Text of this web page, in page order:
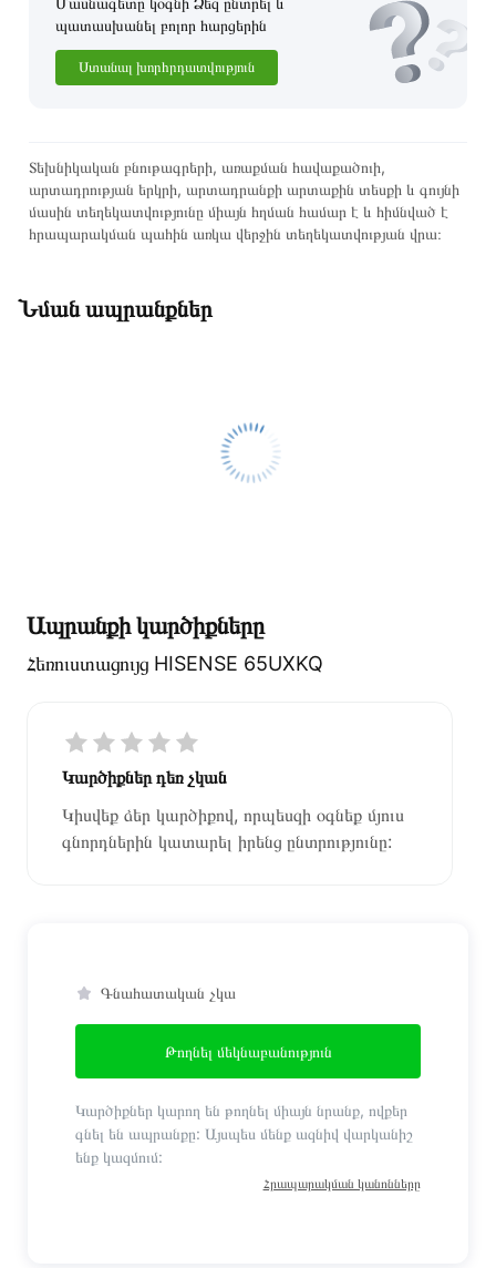
պատասխանել բոլոր հարցերին
Ստանալ խորհրդատվություն
Տեխնիկական բնութագրերի, առաքման հավաքածուի,
արտադրության երկրի, արտադրանքի արտաքին տեսքի և գույնի
մասին տեղեկատվությունը միայն հղման համար է և հիմնված է
հրապարակման պահին առկա վերջին տեղեկատվության վրա։
Նման ապրանքներ
Ապրանքի կարծիքները
Հեռուստացույց HISENSE 65UXKQ
Կարծիքներ դեռ չկան
Կիսվեք ձեր կարծիքով, որպեսզի օգնեք մյուս
գնորդներին կատարել իրենց ընտրությունը:
Գնահատական չկա
Թողնել մեկնաբանություն
Կարծիքներ կարող են թողնել միայն նրանք, ովքեր
գնել են ապրանքը: Այսպես մենք ազնիվ վարկանիշ
ենք կազմում:
Հրապարակման կանոնները